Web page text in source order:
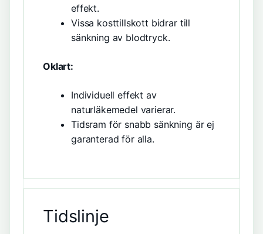
effekt.
Vissa kosttillskott bidrar till
sänkning av blodtryck.
Oklart:
Individuell effekt av
naturläkemedel varierar.
Tidsram för snabb sänkning är ej
garanterad för alla.
Tidslinje